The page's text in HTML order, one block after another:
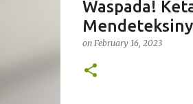
Waspada!
on February 16, 2023